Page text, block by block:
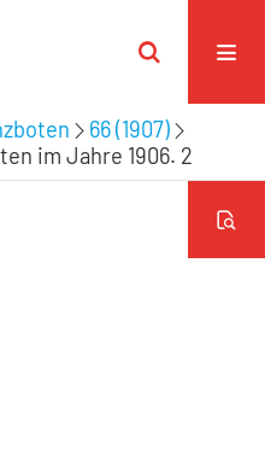
66 (1907)
im Jahre 1906. 2